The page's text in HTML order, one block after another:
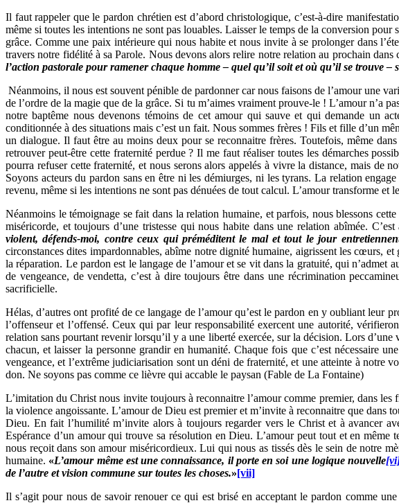
Il faut rappeler que le pardon chrétien est d’abord christologique, c’est-à-dire
même si toutes les intentions ne sont pas louables. Laisser le temps de la conversion
grâce. Comme une paix intérieure qui nous habite et nous invite à se prolonger dans
travers notre fidélité à sa Parole. Nous devons alors relire notre relation au prochain
l’action pastorale pour ramener chaque homme – quel qu’il soit et où qu’il se trouve
Néanmoins, il nous est souvent pénible de pardonner car nous faisons de l’amour une
de l’ordre de la magie que de la grâce. Si tu m’aimes vraiment prouve-le ! L’amour n’a
notre baptême nous devenons témoins de cet amour qui sauve et qui demande un
conditionnée à des situations mais c’est un fait. Nous sommes frères ! Fils et fille d’un
un dialogue. Il faut être au moins deux pour se reconnaitre frères. Toutefois, même
retrouver peut-être cette fraternité perdue ? Il me faut réaliser toutes les démarches
pourra refuser cette fraternité, et nous serons alors appelés à vivre la distance, mais de
Soyons acteurs du pardon sans en être ni les démiurges, ni les tyrans. La relation
revenu, même si les intentions ne sont pas dénuées de tout calcul. L’amour transforme
Néanmoins le témoignage se fait dans la relation humaine, et parfois, nous blessons
miséricorde, et toujours d’une tristesse qui nous habite dans une relation abîmée.
violent, défends-moi, contre ceux qui préméditent le mal et tout le jour
circonstances dites impardonnables, abîme notre dignité humaine, aigrissent les cœurs,
la réparation. Le pardon est le langage de l’amour et se vit dans la gratuité, qui
de vengeance, de vendetta, c’est à dire toujours être dans une récrimination
sacrificielle.
Hélas, d’autres ont profité de ce langage de l’amour qu’est le pardon en y oubliant leur
l’offenseur et l’offensé. Ceux qui par leur responsabilité exercent une autorité,
relation sans pourtant revenir lorsqu’il y a une liberté exercée, sur la décision. Lors
chacun, et laisser la personne grandir en humanité. Chaque fois que c’est nécessaire
vengeance, et l’extrême judiciarisation sont un déni de fraternité, et une atteinte à notre
don. Ne soyons pas comme ce lièvre qui accable le paysan (Fable de La Fontaine)
L’imitation du Christ nous invite toujours à reconnaitre l’amour comme premier, dans
la violence angoissante. L’amour de Dieu est premier et m’invite à reconnaitre que dans
Dieu. En fait l’humilité m’invite alors à toujours regarder vers le Christ et à avancer
Espérance d’un amour qui trouve sa résolution en Dieu. L’amour peut tout et en
nous reçoit dans son amour miséricordieux. Lui qui nous as tissés dès le sein de notre
humaine. «L’amour même est une connaissance, il porte en soi une logique nouvelle
de l’autre et vision commune sur toutes les choses.»[vii]
Il s’agit pour nous de savoir renouer ce qui est brisé en acceptant le pardon comme